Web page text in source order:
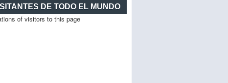
DE TODO EL MUNDO